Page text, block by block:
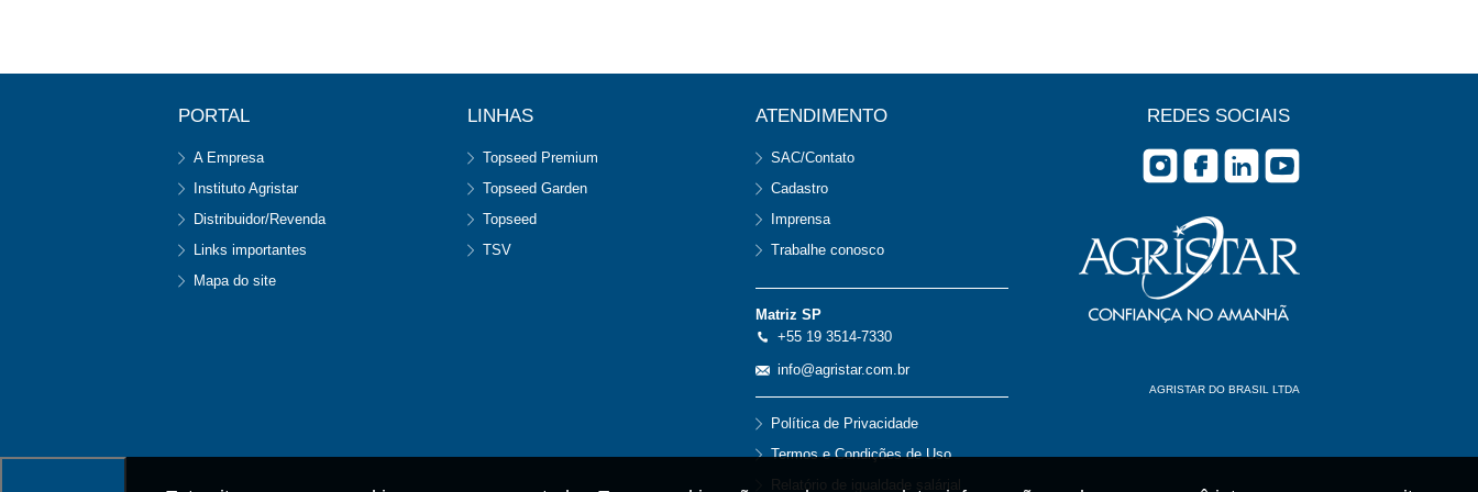
PORTAL
A Empresa
Instituto Agristar
Distribuidor/Revenda
Links importantes
Mapa do site
LINHAS
Topseed Premium
Topseed Garden
Topseed
TSV
ATENDIMENTO
SAC/Contato
Cadastro
Imprensa
Trabalhe conosco
Matriz SP
+55 19 3514-7330
info@agristar.com.br
Política de Privacidade
Termos e Condições de Uso
Relatório de igualdade salárial
REDES SOCIAIS
AGRISTAR DO BRASIL LTDA